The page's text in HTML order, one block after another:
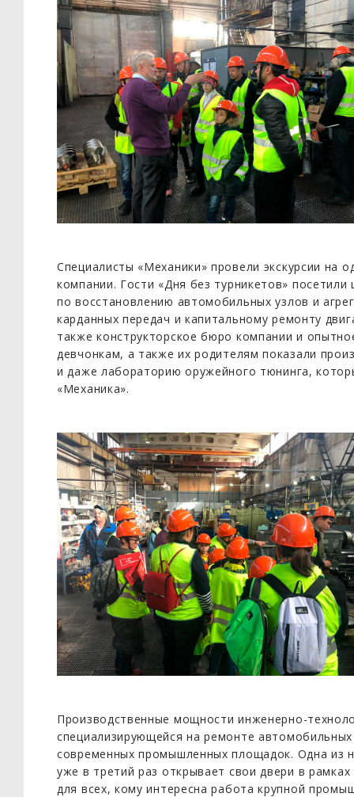
Специалисты «Механики» провели экскурсии на
компании. Гости «Дня без турникетов»
по восстановлению автомобильных узлов и
карданных передач и капитальному ремонту
также конструкторское бюро компании и
девчонкам, а также их родителям показали
и даже лабораторию оружейного тюнинга,
«Механика».
Производственные мощности инженерно-
специализирующейся на ремонте
современных промышленных площадок. Одна из
уже в третий раз открывает свои двери в
для всех, кому интересна работа крупной